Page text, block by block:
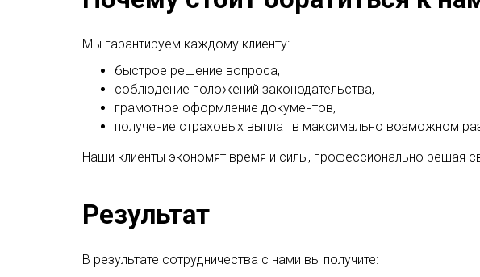
Мы гарантируем каждому клиенту:
быстрое решение вопроса,
соблюдение положений законодательства,
грамотное оформление документов,
получение страховых выплат в максимально возможном
Наши клиенты экономят время и силы, профессионально решая
Результат
В результате сотрудничества с нами вы получите: